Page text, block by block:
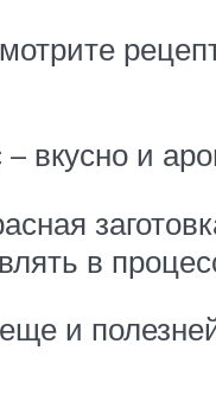
вкусно и
в
и